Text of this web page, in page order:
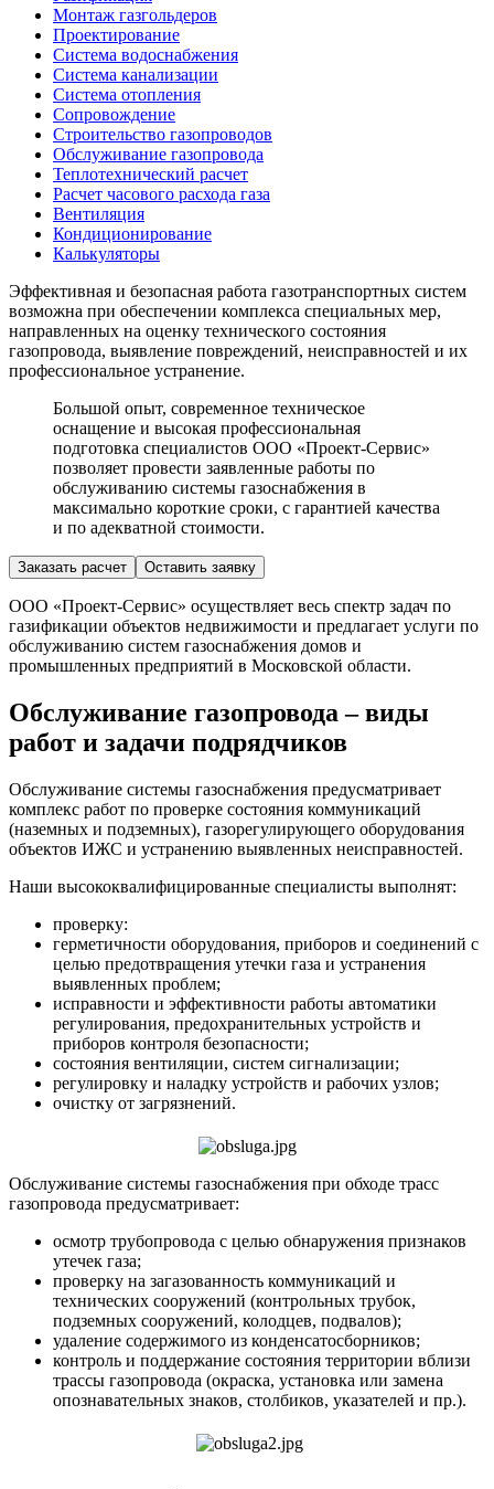
Монтаж газгольдеров
Проектирование
Система водоснабжения
Система канализации
Система отопления
Сопровождение
Строительство газопроводов
Обслуживание газопровода
Теплотехнический расчет
Расчет часового расхода газа
Вентиляция
Кондиционирование
Калькуляторы
Эффективная и безопасная работа газотранспортных систем
возможна при обеспечении комплекса специальных мер,
направленных на оценку технического состояния
газопровода, выявление повреждений, неисправностей и их
профессиональное устранение.
Большой опыт, современное техническое
оснащение и высокая профессиональная
подготовка специалистов ООО «Проект-Сервис»
позволяет провести заявленные работы по
обслуживанию системы газоснабжения в
максимально короткие сроки, с гарантией качества
и по адекватной стоимости.
Заказать расчет Оставить заявку
ООО «Проект-Сервис» осуществляет весь спектр задач по
газификации объектов недвижимости и предлагает услуги по
обслуживанию систем газоснабжения домов и
промышленных предприятий в Московской области.
Обслуживание газопровода – виды
работ и задачи подрядчиков
Обслуживание системы газоснабжения предусматривает
комплекс работ по проверке состояния коммуникаций
(наземных и подземных), газорегулирующего оборудования
объектов ИЖС и устранению выявленных неисправностей.
Наши высококвалифицированные специалисты выполнят:
проверку:
герметичности оборудования, приборов и соединений с
целью предотвращения утечки газа и устранения
выявленных проблем;
исправности и эффективности работы автоматики
регулирования, предохранительных устройств и
приборов контроля безопасности;
состояния вентиляции, систем сигнализации;
регулировку и наладку устройств и рабочих узлов;
очистку от загрязнений.
Обслуживание системы газоснабжения при обходе трасс
газопровода предусматривает:
осмотр трубопровода с целью обнаружения признаков
утечек газа;
проверку на загазованность коммуникаций и
технических сооружений (контрольных трубок,
подземных сооружений, колодцев, подвалов);
удаление содержимого из конденсатосборников;
контроль и поддержание состояния территории вблизи
трассы газопровода (окраска, установка или замена
опознавательных знаков, столбиков, указателей и пр.).